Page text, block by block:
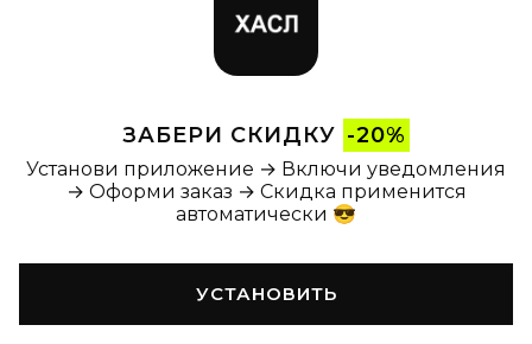
ЗАБЕРИ СКИДКУ -20%
Установи приложение → Включи уведомления
→ Оформи заказ → Скидка применится
автоматически 😎
УСТАНОВИТЬ
Главная Каталог Корзина Новости Профиль